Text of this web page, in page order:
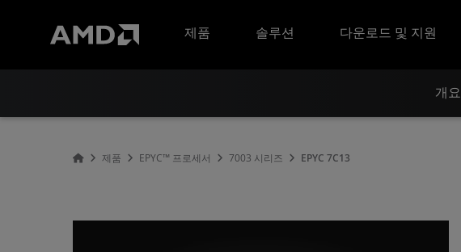
제품
솔루션 다운로드 및 지원
개요
제품 EPYC™ 프로세서 7003 시리즈 EPYC 7C13